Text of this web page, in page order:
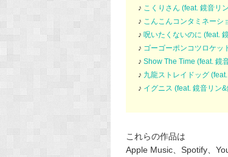
♪ こくりさん (feat. 鏡音リ
♪ こんこんコンタミネーシ
♪ 呪いたくないのに (feat.
♪ ゴーゴーポンコツロケッ
♪ Show The Time (feat. 鏡
♪ 九龍ストレイドッグ
♪ イグニス (feat. 鏡音リン
これらの作品は
Apple Music、Spotify、